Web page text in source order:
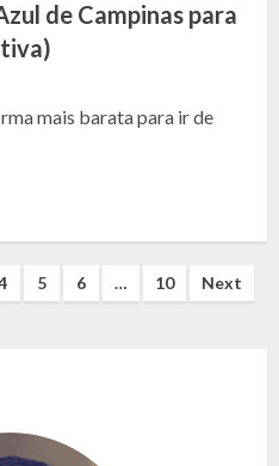
de Campinas para
mais barata para ir de
5 6 … 10 Next